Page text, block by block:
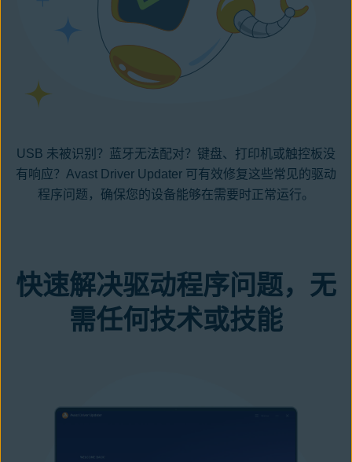
USB 未被识别？蓝牙无法配对？ 键盘、打印机或触控板没
有响应？Avast Driver Updater 可有效修复这些常见的驱动
程序问题，确保您的设备能够在需要时正常运行。
快速解决驱动程序问题，无
需任何技术或技能